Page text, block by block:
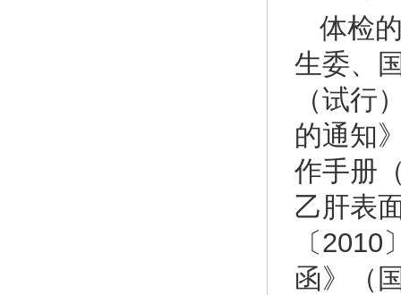
体检
生委、
（试行
的通知
作手册
乙肝表
〔
函》（